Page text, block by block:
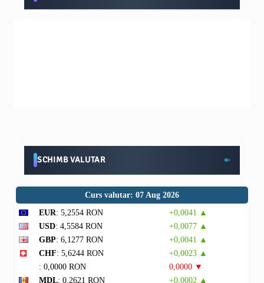
SCHIMB VALUTAR
Curs valutar: 07 Aug 2026
EUR: 5,2554 RON
+0,0041 ▲
USD: 4,5584 RON
+0,0077 ▲
GBP: 6,1277 RON
+0,0041 ▲
CHF: 5,6244 RON
+0,0023 ▲
: 0,0000 RON
0,0000 ▼
MDL: 0,2621 RON
+0,0002 ▲